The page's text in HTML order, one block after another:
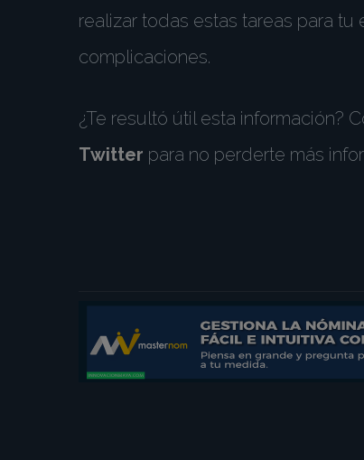
realizar todas estas tareas para
complicaciones.
¿Te resultó útil esta información?
Twitter para no perderte más